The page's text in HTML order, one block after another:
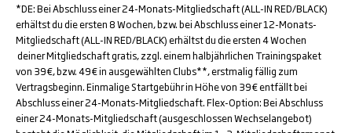
*DE: Bei Abschluss einer 24-Monats-Mitgliedschaft (ALL-IN RED/BLACK)
erhältst du die ersten 8 Wochen, bzw. bei Abschluss einer 12-Monats-
Mitgliedschaft (ALL-IN RED/BLACK) erhältst du die ersten 4 Wochen
deiner Mitgliedschaft gratis, zzgl. einem halbjährlichen Trainingspaket
von 39€, bzw. 49€ in ausgewählten Clubs**, erstmalig fällig zum
Vertragsbeginn. Einmalige Startgebühr in Höhe von 39€ entfällt bei
Abschluss einer 24-Monats-Mitgliedschaft. Flex-Option: Bei Abschluss
einer 24-Monats-Mitgliedschaft (ausgeschlossen Wechselangebot)